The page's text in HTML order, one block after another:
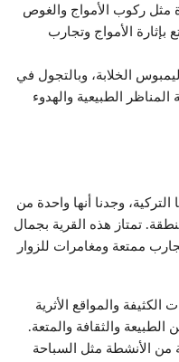
مثل ركوب الأمواج والغوص
بإثارة الأمواج وتجارب
الخلابة، وبالتجول في
المناظر الطبيعية والهدوء
وجدنا أنها واحدة من
تمتاز هذه القرية بجمال
ممتعة ومغامرات للزوار
والمواقع الأثرية
الطبيعة والثقافة والمتعة.
من الأنشطة مثل السباحة